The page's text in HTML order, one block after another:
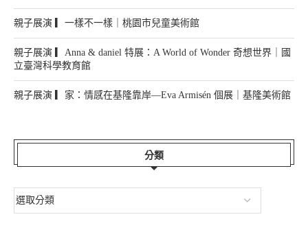
親子展演 ▎一樣不一樣｜桃園市兒童美術館
親子展演 ▎Anna & daniel 特展：A World of Wonder 奇想世界｜國
立臺灣科學教育館
親子展演 ▎家：情感在基隆靠岸—Eva Armisén 個展｜基隆美術館
分類